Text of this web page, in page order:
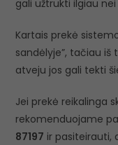
gali užtrukti ilgiau
Kartais prekė
sandėlyje”, tačiau iš
atveju jos gali tekti
Jei prekė reikalinga
rekomenduojame
87197 ir pasiteirauti,